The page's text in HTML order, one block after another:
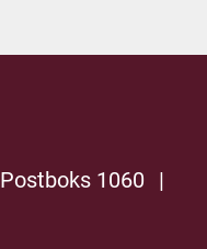
Postboks 1060
|